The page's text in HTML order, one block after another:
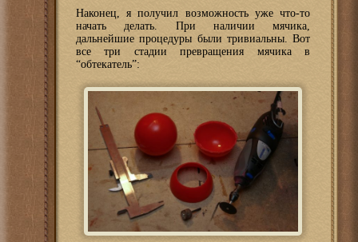
Наконец, я получил возможность уже что-то
начать делать. При наличии мячика,
дальнейшие процедуры были тривиальны. Вот
все три стадии превращения мячика в
“обтекатель”: